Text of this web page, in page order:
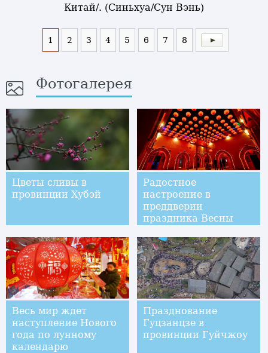
Китай/. (Синьхуа/Сун Вэнь)
1 2 3 4 5 6 7 8
Фотогалерея
Цветы сливы в
провинции Хубэй
Радостное
настроение в
преддверии
праздника Весны
Весь мир ждет
наступление Нового
года по лунному
календарю
Празднование
Гуцзанцзе в
провинции Гуйчжоу